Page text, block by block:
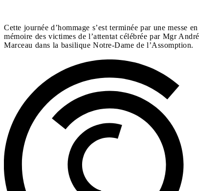
Cette journée d’hommage s’est terminée par une messe en
mémoire des victimes de l’attentat célébrée par Mgr André
Marceau dans la basilique Notre-Dame de l’Assomption.